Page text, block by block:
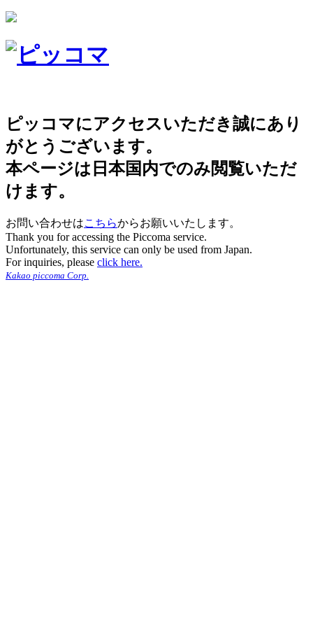
ピッコマにアクセスいただき誠にあり
がとうございます。
本ページは日本国内でのみ閲覧いただ
けます。
お問い合わせはこちらからお願いいたします。
Thank you for accessing the Piccoma service.
Unfortunately, this service can only be used from Japan.
For inquiries, please click here.
Kakao piccoma Corp.